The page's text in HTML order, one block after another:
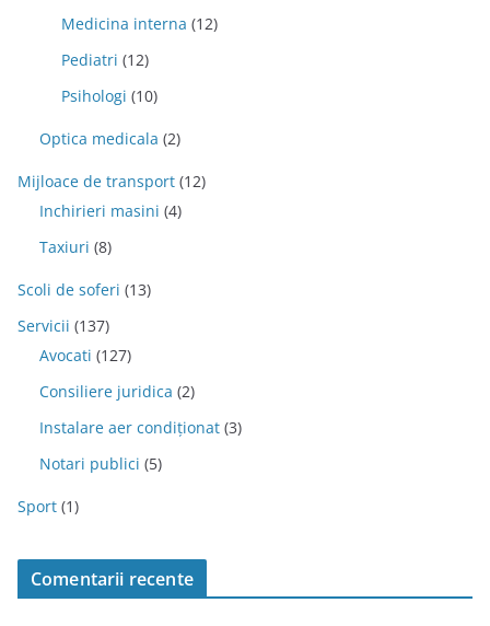
Medicina interna (12)
Pediatri (12)
Psihologi (10)
Optica medicala (2)
Mijloace de transport (12)
Inchirieri masini (4)
Taxiuri (8)
Scoli de soferi (13)
Servicii (137)
Avocati (127)
Consiliere juridica (2)
Instalare aer condiționat (3)
Notari publici (5)
Sport (1)
Comentarii recente